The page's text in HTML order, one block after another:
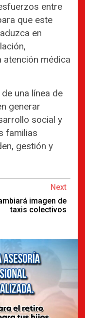
entre
que este
en
médica
una línea de
generar
social y
familias
gestión y
Next
imagen de
taxis colectivos